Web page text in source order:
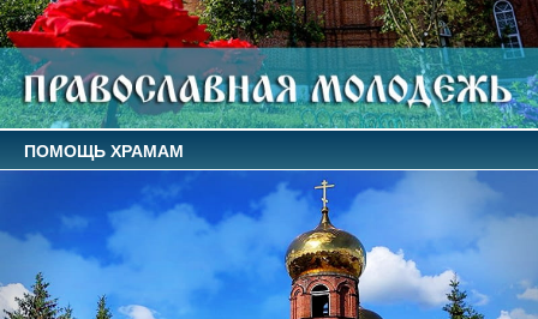
ПОМОЩЬ ХРАМАМ